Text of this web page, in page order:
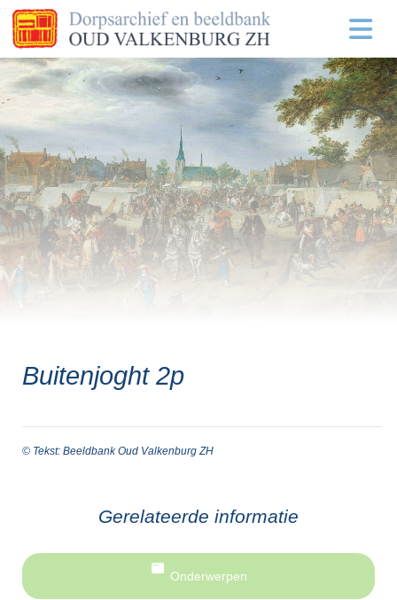
Buitenjoght 2p
© Tekst: Beeldbank Oud Valkenburg ZH
Gerelateerde informatie
Onderwerpen